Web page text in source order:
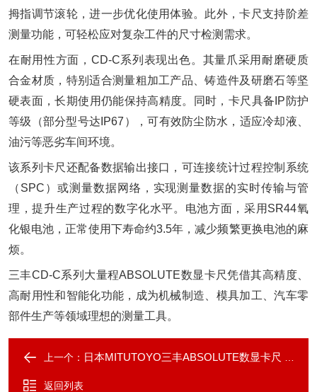
拇指调节滚轮，进一步优化使用体验。此外，卡尺支持阶差
测量功能，可轻松应对复杂工件的尺寸检测需求。
在耐用性方面，CD-C系列表现出色。其量爪采用耐磨硬质
合金材质，特别适合测量粗加工产品、铸造件及研磨石等坚
硬表面，长期使用仍能保持高精度。同时，卡尺具备IP防护
等级（部分型号达IP67），可有效防尘防水，适应冷却液、
油污等恶劣车间环境。
该系列卡尺还配备数据输出接口，可连接统计过程控制系统
（SPC）或测量数据网络，实现测量数据的实时传输与管
理，提升生产过程的数字化水平。电池方面，采用SR44氧
化银电池，正常使用下寿命约3.5年，减少频繁更换电池的麻
烦。
三丰CD-C系列大量程ABSOLUTE数显卡尺凭借其高精度、
高耐用性和智能化功能，成为机械制造、模具加工、汽车零
部件生产等领域理想的测量工具。
上一个： 日本MITUTOYO三丰ABSOLUTE数显卡尺 CD-AX
返回列表